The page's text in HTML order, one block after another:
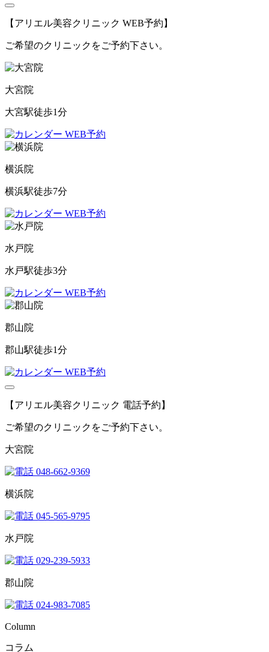
【アリエル美容クリニック WEB予約】
ご希望のクリニックをご予約下さい。
大宮院
大宮駅徒歩1分
WEB予約
横浜院
横浜駅徒歩7分
WEB予約
水戸院
水戸駅徒歩3分
WEB予約
郡山院
郡山駅徒歩1分
WEB予約
【アリエル美容クリニック 電話予約】
ご希望のクリニックをご予約下さい。
大宮院
048-662-9369
横浜院
045-565-9795
水戸院
029-239-5933
郡山院
024-983-7085
Column
コラム